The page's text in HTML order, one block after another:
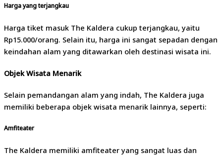
Harga yang terjangkau
Harga tiket masuk The Kaldera cukup terjangkau, yaitu
Rp15.000/orang. Selain itu, harga ini sangat sepadan dengan
keindahan alam yang ditawarkan oleh destinasi wisata ini.
Objek Wisata Menarik
Selain pemandangan alam yang indah, The Kaldera juga
memiliki beberapa objek wisata menarik lainnya, seperti:
Amfiteater
The Kaldera memiliki amfiteater yang sangat luas dan